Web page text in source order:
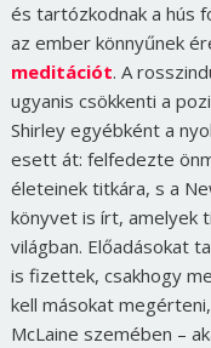
és tartózkodnak a hús
az ember könnyűnek
meditációt. A
ugyanis csökkenti a
Shirley egyébként a
esett át: felfedezte
életeinek titkára, s a
könyvet is írt, amelyek
világban. Előadásokat
is fizettek, csakhogy
kell másokat
McLaine szemében –